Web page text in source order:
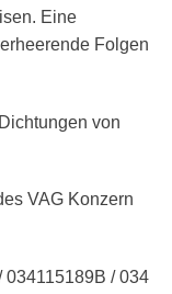
Eine
Folgen
von
VAG Konzern
034115189B / 034